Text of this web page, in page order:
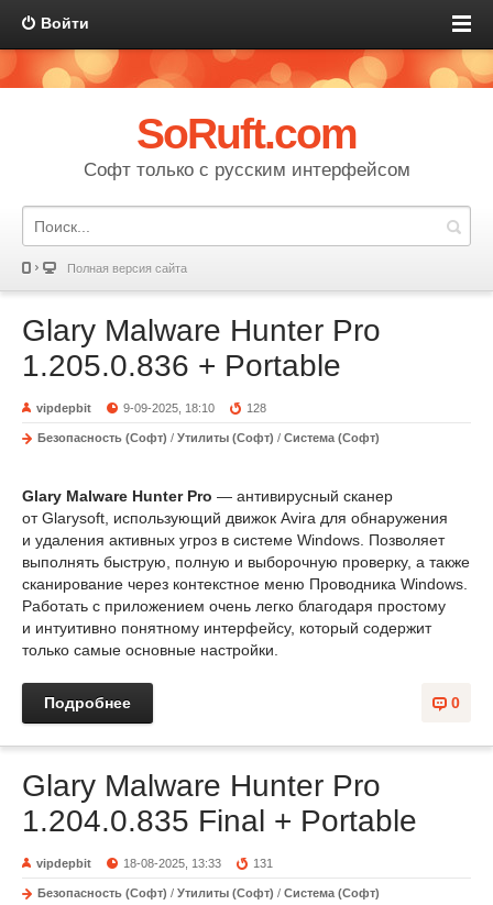
Войти
SoRuft.com
Софт только с русским интерфейсом
Полная версия сайта
Glary Malware Hunter Pro
1.205.0.836 + Portable
vipdepbit 9-09-2025, 18:10 128
Безопасность (Софт) / Утилиты (Софт) / Система (Софт)
Glary Malware Hunter Pro — антивирусный сканер
от Glarysoft, использующий движок Avira для обнаружения
и удаления активных угроз в системе Windows. Позволяет
выполнять быструю, полную и выборочную проверку, а также
сканирование через контекстное меню Проводника Windows.
Работать с приложением очень легко благодаря простому
и интуитивно понятному интерфейсу, который содержит
только самые основные настройки.
0
Подробнее
Glary Malware Hunter Pro
1.204.0.835 Final + Portable
vipdepbit 18-08-2025, 13:33 131
Безопасность (Софт) / Утилиты (Софт) / Система (Софт)